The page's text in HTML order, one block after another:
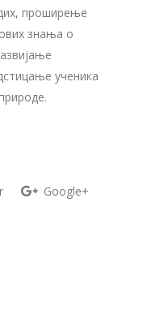
проширење
знања о
ученика
Google+